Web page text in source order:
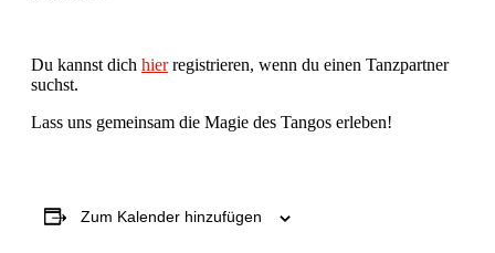
Du kannst dich hierregistrieren, wenn du einen Tanzpartner
suchst.
Lass uns gemeinsam die Magie des Tangos erleben!
Zum Kalender hinzufügen